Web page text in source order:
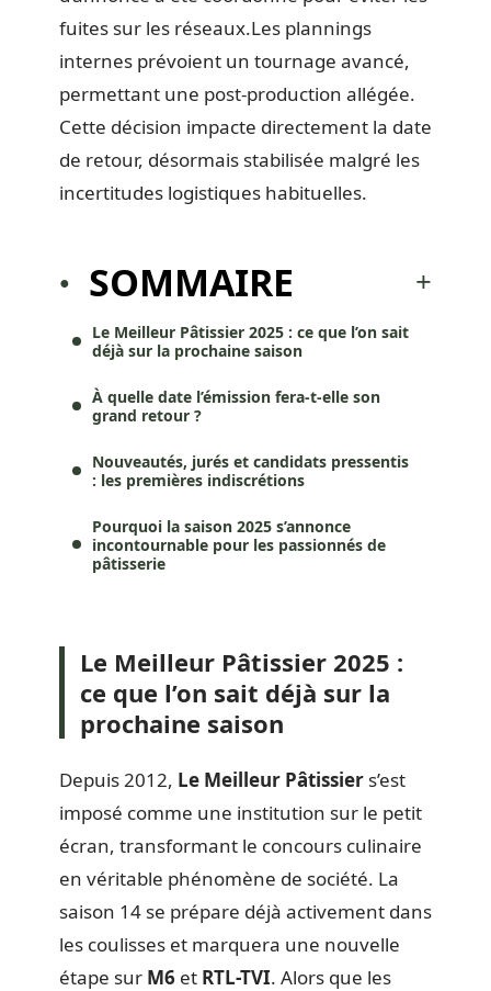
fuites sur les réseaux.Les plannings
internes prévoient un tournage avancé,
permettant une post-production allégée.
Cette décision impacte directement la date
de retour, désormais stabilisée malgré les
incertitudes logistiques habituelles.
SOMMAIRE
Le Meilleur Pâtissier 2025 : ce que l’on sait
déjà sur la prochaine saison
À quelle date l’émission fera-t-elle son
grand retour ?
Nouveautés, jurés et candidats pressentis
: les premières indiscrétions
Pourquoi la saison 2025 s’annonce
incontournable pour les passionnés de
pâtisserie
Le Meilleur Pâtissier 2025 :
ce que l’on sait déjà sur la
prochaine saison
Depuis 2012, Le Meilleur Pâtissier s’est
imposé comme une institution sur le petit
écran, transformant le concours culinaire
en véritable phénomène de société. La
saison 14 se prépare déjà activement dans
les coulisses et marquera une nouvelle
étape sur M6 et RTL-TVI. Alors que les